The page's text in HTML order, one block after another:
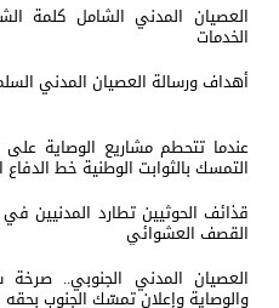
العصيان المدني الشامل كلمة
الخدمات
أهداف ورسالة العصيان المدني
عندما تتحطم مشاريع الوصاية على
التمسك بالثوابت الوطنية خط الدفاع
قذائف الحوثيين تطارد المدنيين
القصف العشوائي
العصيان المدني الجنوبي..
والوصاية وإعلان تمسّك الجنوب